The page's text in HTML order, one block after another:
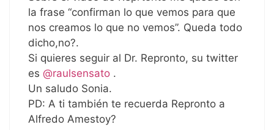
la frase “confirman lo que vemos para que
nos creamos lo que no vemos”. Queda todo
dicho,no?.
Si quieres seguir al Dr. Repronto, su twitter
es @raulsensato .
Un saludo Sonia.
PD: A ti también te recuerda Repronto a
Alfredo Amestoy?